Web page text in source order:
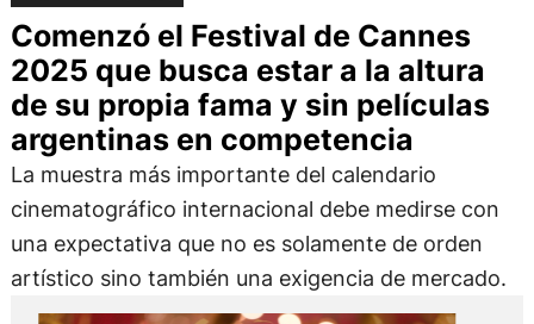
Comenzó el Festival de Cannes
2025 que busca estar a la altura
de su propia fama y sin películas
argentinas en competencia
La muestra más importante del calendario
cinematográfico internacional debe medirse con
una expectativa que no es solamente de orden
artístico sino también una exigencia de mercado.